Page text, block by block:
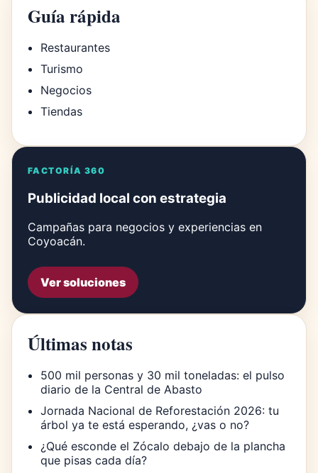
Guía rápida
Restaurantes
Turismo
Negocios
Tiendas
FACTORÍA 360
Publicidad local con estrategia
Campañas para negocios y experiencias en
Coyoacán.
Ver soluciones
Últimas notas
500 mil personas y 30 mil toneladas: el pulso
diario de la Central de Abasto
Jornada Nacional de Reforestación 2026: tu
árbol ya te está esperando, ¿vas o no?
¿Qué esconde el Zócalo debajo de la plancha
que pisas cada día?